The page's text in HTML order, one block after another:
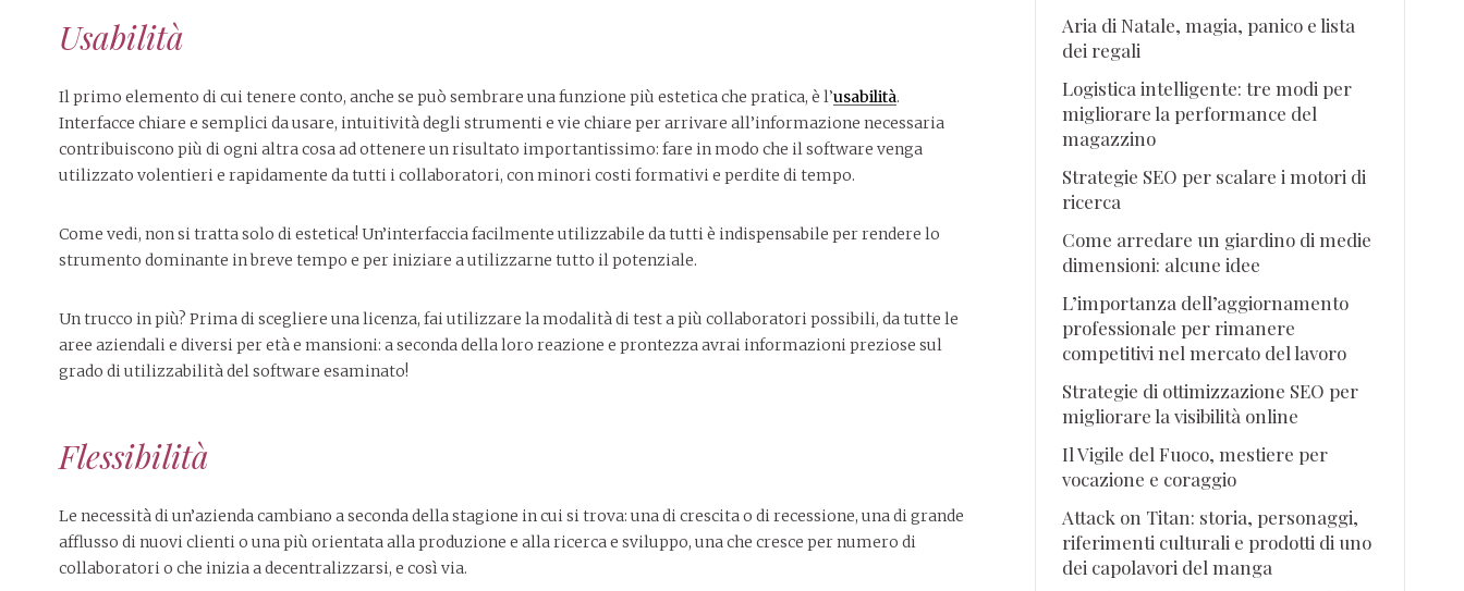
Usabilità
Il primo elemento di cui tenere conto, anche se può sembrare una funzione più estetica che pratica, è l’usabilità.
Interfacce chiare e semplici da usare, intuitività degli strumenti e vie chiare per arrivare all’informazione necessaria
contribuiscono più di ogni altra cosa ad ottenere un risultato importantissimo: fare in modo che il software venga
utilizzato volentieri e rapidamente da tutti i collaboratori, con minori costi formativi e perdite di tempo.
Come vedi, non si tratta solo di estetica! Un’interfaccia facilmente utilizzabile da tutti è indispensabile per rendere lo
strumento dominante in breve tempo e per iniziare a utilizzarne tutto il potenziale.
Un trucco in più? Prima di scegliere una licenza, fai utilizzare la modalità di test a più collaboratori possibili, da tutte le
aree aziendali e diversi per età e mansioni: a seconda della loro reazione e prontezza avrai informazioni preziose sul
grado di utilizzabilità del software esaminato!
Flessibilità
Le necessità di un’azienda cambiano a seconda della stagione in cui si trova: una di crescita o di recessione, una di grande
afflusso di nuovi clienti o una più orientata alla produzione e alla ricerca e sviluppo, una che cresce per numero di
collaboratori o che inizia a decentralizzarsi, e così via.
Aria di Natale, magia, panico e lista
dei regali
Logistica intelligente: tre modi per
migliorare la performance del
magazzino
Strategie SEO per scalare i motori di
ricerca
Come arredare un giardino di medie
dimensioni: alcune idee
L’importanza dell’aggiornamento
professionale per rimanere
competitivi nel mercato del lavoro
Strategie di ottimizzazione SEO per
migliorare la visibilità online
Il Vigile del Fuoco, mestiere per
vocazione e coraggio
Attack on Titan: storia, personaggi,
riferimenti culturali e prodotti di uno
dei capolavori del manga